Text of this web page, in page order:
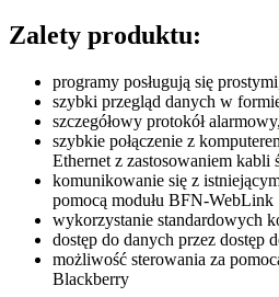
Zalety produktu:
programy posługują się
szybki przegląd danych w
szczegółowy protokół
szybkie połączenie z
Ethernet z zastosowaniem kabli
komunikowanie się z
pomocą modułu BFN-WebLink
wykorzystanie standardowych
dostęp do danych przez dostęp
możliwość sterowania za
Blackberry